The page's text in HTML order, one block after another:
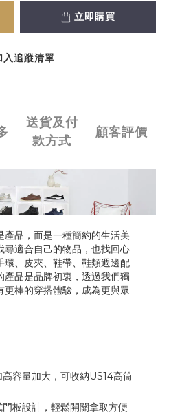
立即購買
入追蹤清單
送貨及付
款方式
顧客評價
品，而是一種簡約的生活美
尋適合自己的物品，也找回心
環、皮夾、鞋帶、鞋類週邊配
產品是品牌初衷，透過我們獨
更棒的穿搭體驗，成為更與眾
容量加大，可收納US14高筒
板設計，輕鬆開關拿取方便